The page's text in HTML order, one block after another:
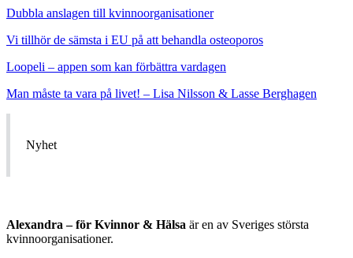
Dubbla anslagen till kvinnoorganisationer
Vi tillhör de sämsta i EU på att behandla osteoporos
Loopeli – appen som kan förbättra vardagen
Man måste ta vara på livet! – Lisa Nilsson & Lasse Berghagen
Nyhet
Alexandra – för Kvinnor & Hälsa är en av Sveriges största
kvinnoorganisationer.